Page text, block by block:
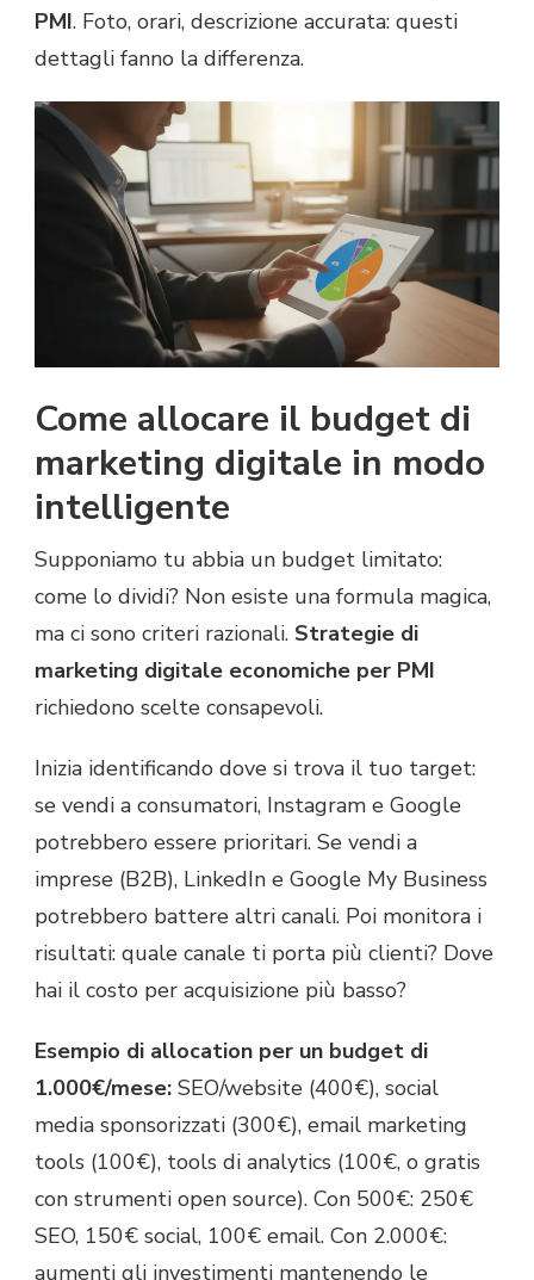
PMI. Foto, orari, descrizione accurata: questi
dettagli fanno la differenza.
Come allocare il budget di
marketing digitale in modo
intelligente
Supponiamo tu abbia un budget limitato:
come lo dividi? Non esiste una formula magica,
ma ci sono criteri razionali. Strategie di
marketing digitale economiche per PMI
richiedono scelte consapevoli.
Inizia identificando dove si trova il tuo target:
se vendi a consumatori, Instagram e Google
potrebbero essere prioritari. Se vendi a
imprese (B2B), LinkedIn e Google My Business
potrebbero battere altri canali. Poi monitora i
risultati: quale canale ti porta più clienti? Dove
hai il costo per acquisizione più basso?
Esempio di allocation per un budget di
1.000€/mese: SEO/website (400€), social
media sponsorizzati (300€), email marketing
tools (100€), tools di analytics (100€, o gratis
con strumenti open source). Con 500€: 250€
SEO, 150€ social, 100€ email. Con 2.000€:
aumenti gli investimenti mantenendo le